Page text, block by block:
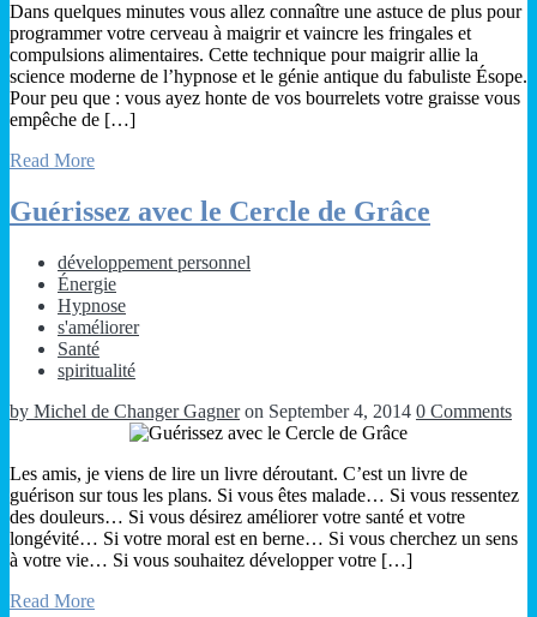
Dans quelques minutes vous allez connaître une astuce de plus pour
programmer votre cerveau à maigrir et vaincre les fringales et
compulsions alimentaires. Cette technique pour maigrir allie la
science moderne de l’hypnose et le génie antique du fabuliste Ésope.
Pour peu que : vous ayez honte de vos bourrelets votre graisse vous
empêche de […]
Read More
Guérissez avec le Cercle de Grâce
développement personnel
Énergie
Hypnose
s'améliorer
Santé
spiritualité
by Michel de Changer Gagner on September 4, 2014 0 Comments
Les amis, je viens de lire un livre déroutant. C’est un livre de
guérison sur tous les plans. Si vous êtes malade… Si vous ressentez
des douleurs… Si vous désirez améliorer votre santé et votre
longévité… Si votre moral est en berne… Si vous cherchez un sens
à votre vie… Si vous souhaitez développer votre […]
Read More